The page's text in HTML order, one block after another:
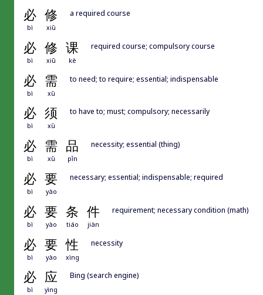
必 修
bì xiū
a required course
必 修 课
bì xiū kè
required course; compulsory course
必 需
bì xū
to need; to require; essential; indispensable
必 须
bì xū
to have to; must; compulsory; necessarily
必 需 品
bì xū pǐn
necessity; essential (thing)
必 要
bì yào
necessary; essential; indispensable; required
必 要 条 件
bì yào tiáo jiàn
requirement; necessary condition (math)
必 要 性
bì yào xìng
necessity
必 应
bì yìng
Bing (search engine)